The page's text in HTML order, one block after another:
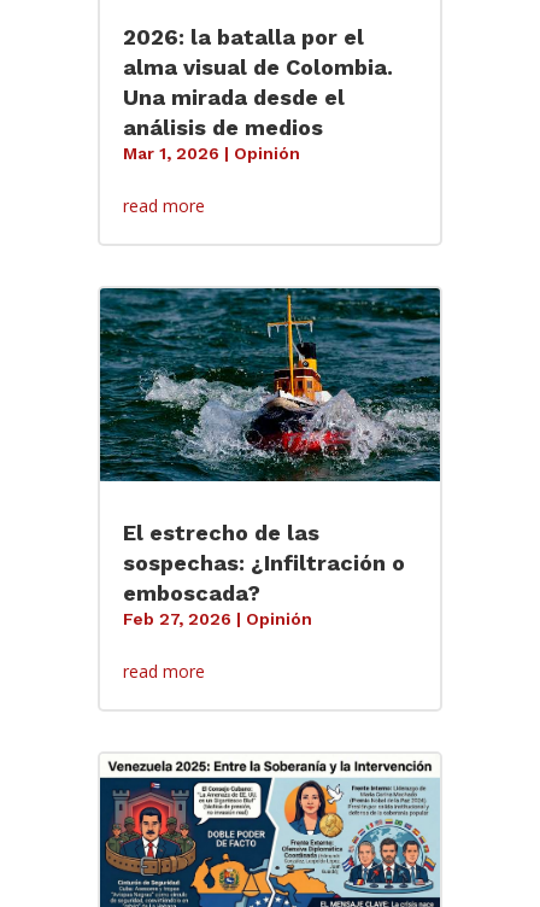
2026: la batalla por el
alma visual de Colombia.
Una mirada desde el
análisis de medios
Mar 1, 2026 | Opinión
read more
El estrecho de las
sospechas: ¿Infiltración o
emboscada?
Feb 27, 2026 | Opinión
read more